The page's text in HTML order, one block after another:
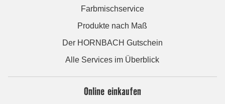
Farbmischservice
Produkte nach Maß
Der HORNBACH Gutschein
Alle Services im Überblick
Online einkaufen